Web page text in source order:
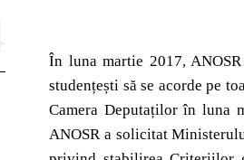
În luna martie 2017,
studențești să se acorde pe
Camera Deputaților în luna
ANOSR a solicitat